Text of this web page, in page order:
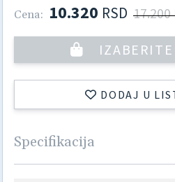
Cena: 10.320 RSD 17.200
DODAJ U
Specifikacija